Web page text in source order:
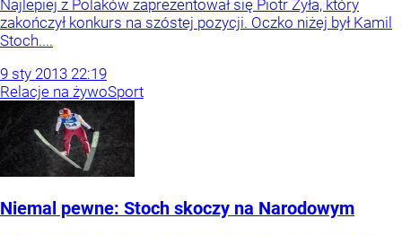
Najlepiej z Polaków zaprezentował się Piotr Żyła, który
zakończył konkurs na szóstej pozycji. Oczko niżej był Kamil
Stoch....
9 sty 2013 22:19
Relacje na żywoSport
Niemal pewne: Stoch skoczy na Narodowym